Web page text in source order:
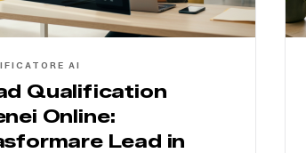
AI
Qualification
Online:
Lead in